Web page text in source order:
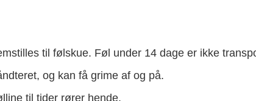
til følskue. Føl under 14 dage er ikke
og kan få grime af og på.
til tider rører hende.